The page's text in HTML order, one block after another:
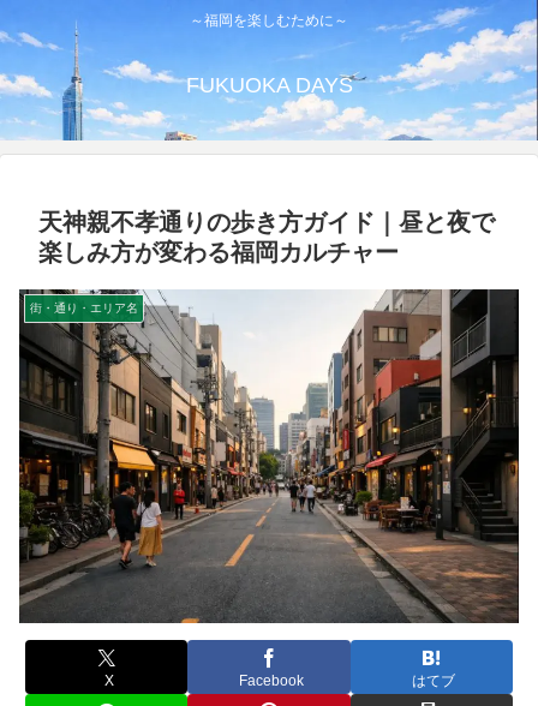
～福岡を楽しむために～
FUKUOKA DAYS
天神親不孝通りの歩き方ガイド｜昼と夜で
楽しみ方が変わる福岡カルチャー
街・通り・エリア名
X Facebook はてブ